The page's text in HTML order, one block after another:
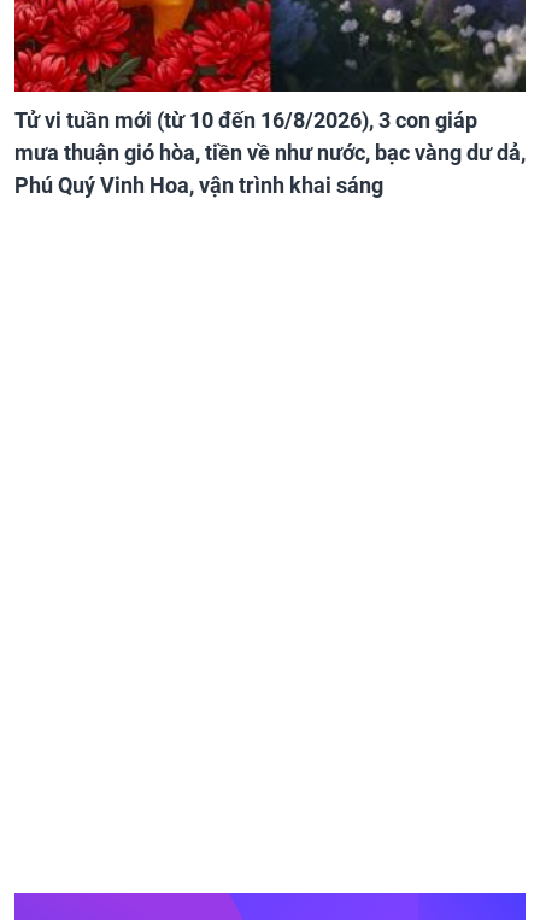
Tử vi tuần mới (từ 10 đến 16/8/2026), 3 con giáp
mưa thuận gió hòa, tiền về như nước, bạc vàng dư dả,
Phú Quý Vinh Hoa, vận trình khai sáng